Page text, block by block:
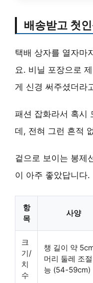
배송받고 첫
택배 상자를 열자마
요. 비닐 포장으로
게 신경 써주셨더라
패션 잡화라서 혹시
데, 전혀 그런 흔적
겉으로 보이는 봉제
이 아주 좋았답니다.
항
목
사양
크
기/
치
수
챙 길이 약
머리 둘레 조
능 (54-59cm)